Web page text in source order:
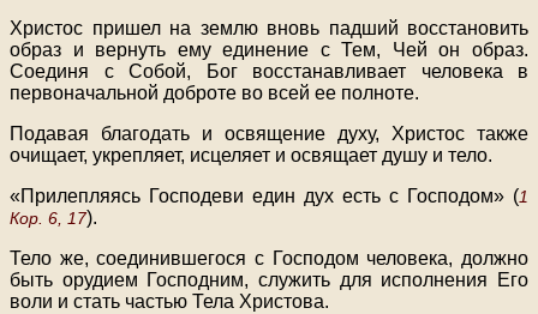
Христос пришел на землю вновь падший восстановить
образ и вернуть ему единение с Тем, Чей он образ.
Соединя с Собой, Бог восстанавливает человека в
первоначальной доброте во всей ее полноте.
Подавая благодать и освящение духу, Христос также
очищает, укрепляет, исцеляет и освящает душу и тело.
«Прилепляясь Господеви един дух есть с Господом» (1
Кор. 6, 17).
Тело же, соединившегося с Господом человека, должно
быть орудием Господним, служить для исполнения Его
воли и стать частью Тела Христова.